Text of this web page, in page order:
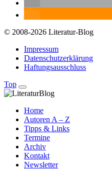
© 2008-2026 Literatur-Blog
Impressum
Datenschutzerklärung
Haftungsausschluss
Top
Home
Autoren A – Z
Tipps & Links
Termine
Archiv
Kontakt
Newsletter